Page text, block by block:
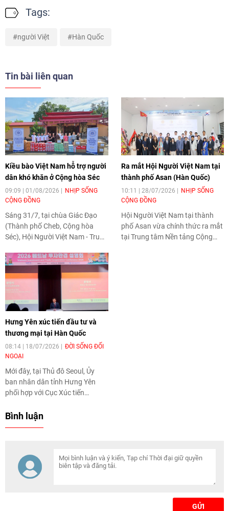
Tags:
người Việt Hàn Quốc
Tin bài liên quan
Kiều bào Việt Nam hỗ trợ người
dân khó khăn ở Cộng hòa Séc
09:09 | 01/08/2026
NHỊP SỐNG
CỘNG ĐỒNG
Sáng 31/7, tại chùa Giác Đạo
(Thành phố Cheb, Cộng hòa
Séc), Hội Người Việt Nam - Trung
Thành phố Cheb và các vùng lân
chùa Giác Đạo tổ chức bàn giao
đợt hàng hóa đầu tiên trong
chương trình thiện nguyện hỗ
trợ những người dân có hoàn
cảnh khó khăn tại tỉnh Karlovy
Vary.
Ra mắt Hội Người Việt Nam tại
thành phố Asan (Hàn Quốc)
10:11 | 28/07/2026
NHỊP SỐNG
CỘNG ĐỒNG
Hội Người Việt Nam tại thành
phố Asan vừa chính thức ra mắt
tại Trung tâm Nền tảng Cộng
Hưng Yên xúc tiến đầu tư và
thương mại tại Hàn Quốc
08:14 | 18/07/2026
ĐỜI SỐNG ĐỐI
NGOẠI
Mới đây, tại Thủ đô Seoul, Ủy
ban nhân dân tỉnh Hưng Yên
phối hợp với Cục Xúc tiến
Việt Nam), Đại sứ quán Việt
xúc tiến đầu tư và thương mại
tỉnh Hưng Yên.
Bình luận
GỬI